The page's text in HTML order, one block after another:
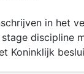
in het
discipline
Koninklijk